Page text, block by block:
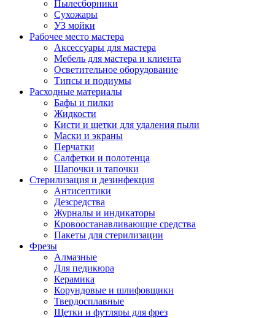
Пылесборники
Сухожары
УЗ мойки
Рабочее место мастера
Аксессуары для мастера
Мебель для мастера и клиента
Осветительное оборудование
Типсы и подиумы
Расходные материалы
Бафы и пилки
Жидкости
Кисти и щетки для удаления пыли
Маски и экраны
Перчатки
Салфетки и полотенца
Шапочки и тапочки
Стерилизация и дезинфекция
Антисептики
Дезсредства
Журналы и индикаторы
Кровоостанавливающие средства
Пакеты для стерилизации
Фрезы
Алмазные
Для педикюра
Керамика
Корундовые и шлифовщики
Твердосплавные
Щетки и футляры для фрез